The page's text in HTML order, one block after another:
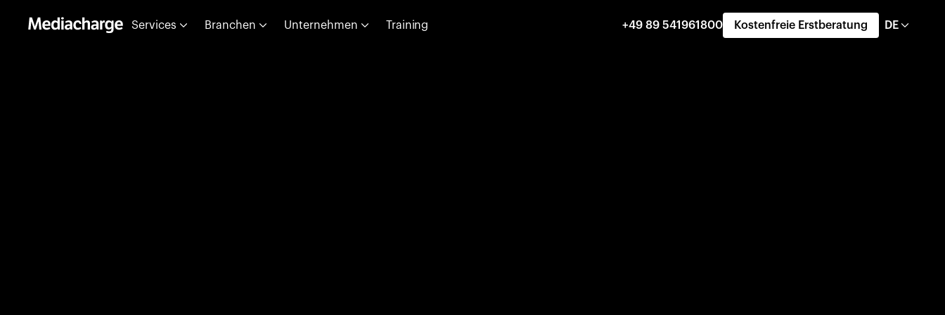
Services Branchen Unternehmen Training +49 89 541961800 Kostenfreie Erstberatung DE